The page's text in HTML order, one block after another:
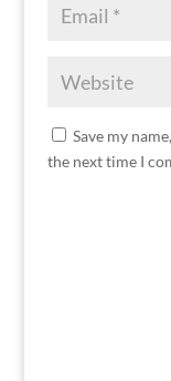
Save my
the next time I